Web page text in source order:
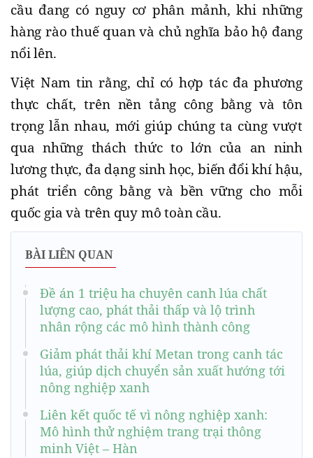
cầu đang có nguy cơ phân mảnh, khi những
hàng rào thuế quan và chủ nghĩa bảo hộ đang
nổi lên.
Việt Nam tin rằng, chỉ có hợp tác đa phương
thực chất, trên nền tảng công bằng và tôn
trọng lẫn nhau, mới giúp chúng ta cùng vượt
qua những thách thức to lớn của an ninh
lương thực, đa dạng sinh học, biến đổi khí hậu,
phát triển công bằng và bền vững cho mỗi
quốc gia và trên quy mô toàn cầu.
BÀI LIÊN QUAN
Đề án 1 triệu ha chuyên canh lúa chất
lượng cao, phát thải thấp và lộ trình
nhân rộng các mô hình thành công
Giảm phát thải khí Metan trong canh tác
lúa, giúp dịch chuyển sản xuất hướng tới
nông nghiệp xanh
Liên kết quốc tế vì nông nghiệp xanh:
Mô hình thử nghiệm trang trại thông
minh Việt – Hàn